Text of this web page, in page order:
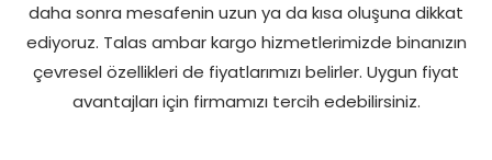
daha sonra mesafenin uzun ya da kısa oluşuna dikkat
ediyoruz. Talas ambar kargo hizmetlerimizde binanızın
çevresel özellikleri de fiyatlarımızı belirler. Uygun fiyat
avantajları için firmamızı tercih edebilirsiniz.